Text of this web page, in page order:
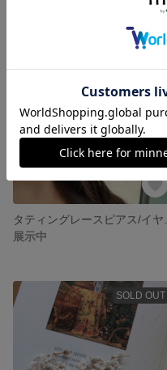
展示中
SOLD OUT